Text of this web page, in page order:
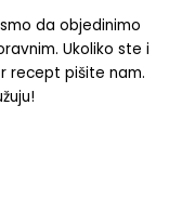
da objedinimo
Ukoliko ste i
recept pišite nam.